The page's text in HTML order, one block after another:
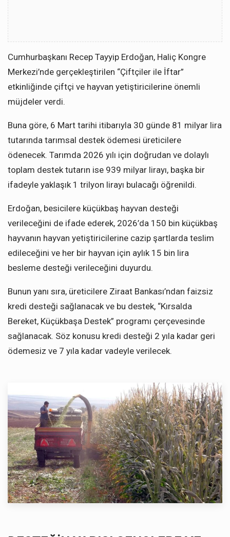
Cumhurbaşkanı Recep Tayyip Erdoğan, Haliç Kongre
Merkezi’nde gerçekleştirilen “Çiftçiler ile İftar”
etkinliğinde çiftçi ve hayvan yetiştiricilerine önemli
müjdeler verdi.
Buna göre, 6 Mart tarihi itibarıyla 30 günde 81 milyar lira
tutarında tarımsal destek ödemesi üreticilere
ödenecek. Tarımda 2026 yılı için doğrudan ve dolaylı
toplam destek tutarın ise 939 milyar lirayı, başka bir
ifadeyle yaklaşık 1 trilyon lirayı bulacağı öğrenildi.
Erdoğan, besicilere küçükbaş hayvan desteği
verileceğini de ifade ederek, 2026’da 150 bin küçükbaş
hayvanın hayvan yetiştiricilerine cazip şartlarda teslim
edileceğini ve her bir hayvan için aylık 15 bin lira
besleme desteği verileceğini duyurdu.
Bunun yanı sıra, üreticilere Ziraat Bankası’ndan faizsiz
kredi desteği sağlanacak ve bu destek, “Kırsalda
Bereket, Küçükbaşa Destek” programı çerçevesinde
sağlanacak. Söz konusu kredi desteği 2 yıla kadar geri
ödemesiz ve 7 yıla kadar vadeyle verilecek.